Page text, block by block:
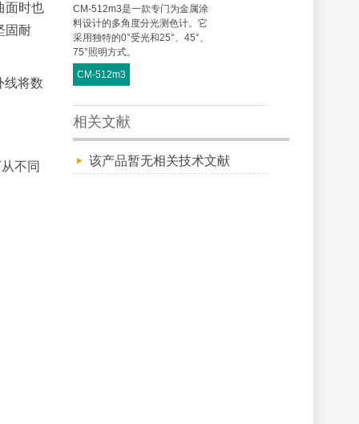
面时也
固耐
线将数
不同
CM-512m3是一款专门为金属涂
料设计的多角度分光测色计。它
采用独特的0°受光和25°、45°、
75°照明方式。
CM-512m3
相关文献
该产品暂无相关技术文献